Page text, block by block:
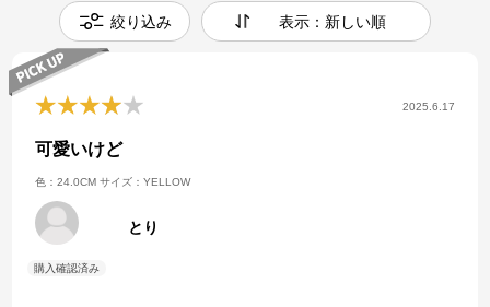
絞り込み 表示：新しい順
2025.6.17
可愛いけど
色：24.0CM サイズ：YELLOW
とり